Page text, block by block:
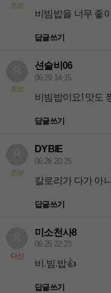
초보
비빔밥을 너무 좋
답글쓰기
초보
션슬비06
06.29 14:15
비빔밥이요! 맛도
답글쓰기
초보
DYBIE
06.26 20:25
칼로리가 다가 아
답글쓰기
다신
미소천사8
06.25 22:23
비.빔.밥👍
답글쓰기